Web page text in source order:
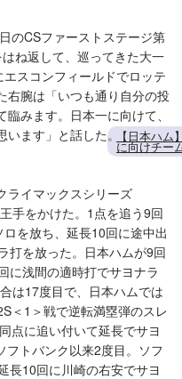
のCSファーストステージ第
ね返して、巡ってきた大一
スコンフィールドでロッテ
右腕は「いつも通り自分の投
みます。日本一に向けて、
ます」と話した。
【日本ハ
に向けチー
ライマックスシリーズ
手をかけた。1点を追う9回
を放ち、延長10回に途中出
打を放った。日本ハムが9回
に浅間の適時打でサヨナラ
は17度目で、日本ハムでは
＜1＞戦で逆転満塁弾のスレ
点に追い付いて延長でサヨ
トバンク以来2度目。ソフ
長10回に川崎の右安でサヨ